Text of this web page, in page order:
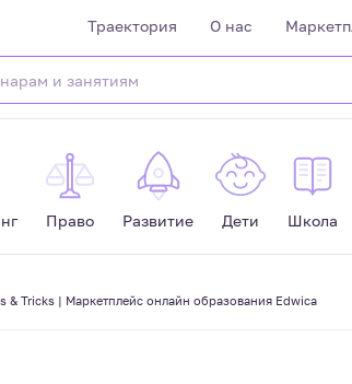
Траектория О нас
Право Развитие Дети Школа
& Tricks | Маркетплейс онлайн образования Edwica